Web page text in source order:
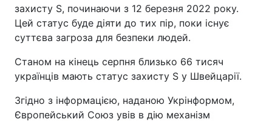
захисту S, починаючи з 12 березня 2022 року.
Цей статус буде діяти до тих пір, поки існує
суттєва загроза для безпеки людей.
Станом на кінець серпня близько 66 тисяч
українців мають статус захисту S у Швейцарії.
Згідно з інформацією, наданою Укрінформом,
Європейський Союз увів в дію механізм